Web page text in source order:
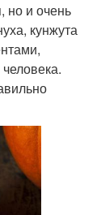
но и очень
кунжута